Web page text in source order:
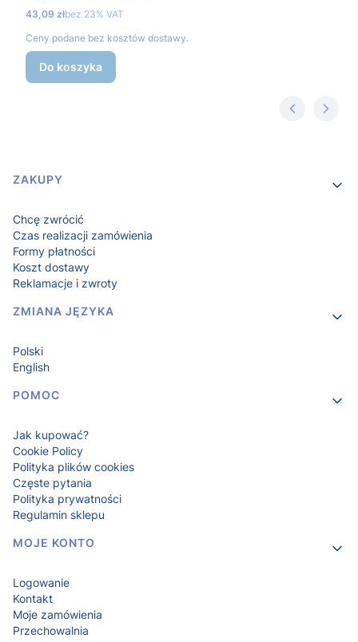
Cena netto
43,09 złbez 23% VAT
Ceny podane bez kosztów dostawy.
Do koszyka
Linki w stopce
ZAKUPY
Chcę zwrócić
Czas realizacji zamówienia
Formy płatności
Koszt dostawy
Reklamacje i zwroty
ZMIANA JĘZYKA
Polski
English
POMOC
Jak kupować?
Cookie Policy
Polityka plików cookies
Częste pytania
Polityka prywatności
Regulamin sklepu
MOJE KONTO
Logowanie
Kontakt
Moje zamówienia
Przechowalnia